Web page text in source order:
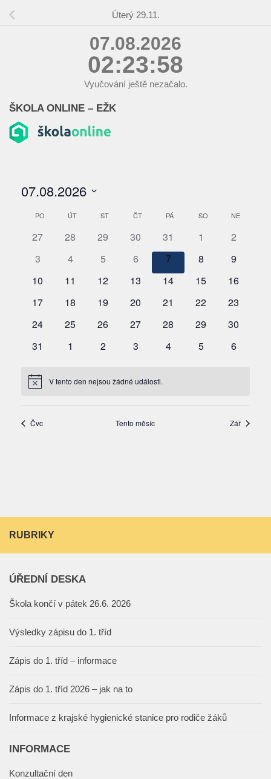
Úterý 29.11.
07.08.2026
02:23:58
Vyučování ještě nezačalo.
ŠKOLA ONLINE – EŽK
RUBRIKY
ÚŘEDNÍ DESKA
Škola končí v pátek 26.6. 2026
Výsledky zápisu do 1. tříd
Zápis do 1. tříd – informace
Zápis do 1. tříd 2026 – jak na to
Informace z krajské hygienické stanice pro rodiče žáků
INFORMACE
Konzultační den